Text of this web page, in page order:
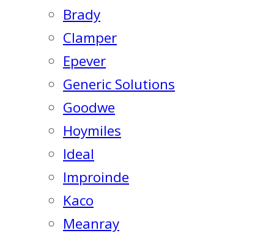
Brady
Clamper
Epever
Generic Solutions
Goodwe
Hoymiles
Ideal
Improinde
Kaco
Meanray